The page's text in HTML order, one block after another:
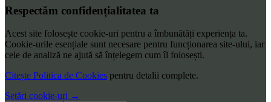
Respectăm confidențialitatea ta
Acest site folosește cookie-uri pentru a îmbunătăți experiența ta.
Cookie-urile esențiale sunt necesare pentru funcționarea site-ului, iar
cele de analiză ne ajută să înțelegem cum îl folosești.
Citește Politica de Cookies pentru detalii complete.
Setări cookie-uri →